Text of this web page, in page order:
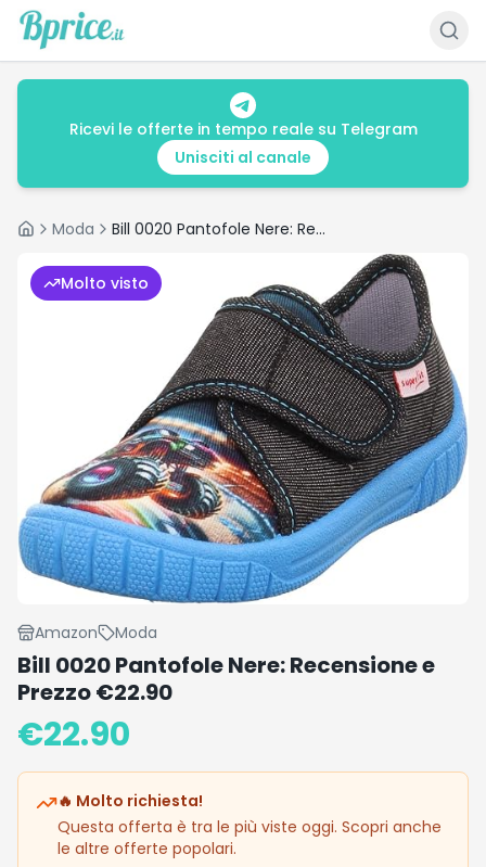
Ricevi le offerte in tempo reale su Telegram
Unisciti al canale
HomeModa Bill 0020 Pantofole Nere: Recensione e Prezzo €22.90
Molto visto
Amazon Moda
Bill 0020 Pantofole Nere: Recensione e
Prezzo €22.90
€22.90
🔥 Molto richiesta!
Questa offerta è tra le più viste oggi. Scopri anche
le altre offerte popolari.